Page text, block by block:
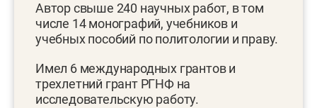
Автор свыше 240 научных работ, в том
числе 14 монографий, учебников и
учебных пособий по политологии и праву.
Имел 6 международных грантов и
трехлетний грант РГНФ на
исследовательскую работу.